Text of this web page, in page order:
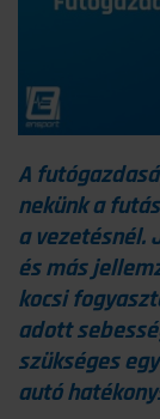
A
nekünk a
a vezetésnél.
és más
kocsi
adott
szükséges
autó